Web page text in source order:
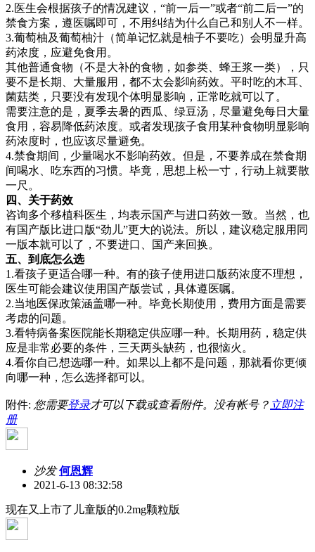
2.医生会根据孩子的情况建议，“前一后一”或者“前二后一”的
禁食方案，遵医嘱即可，不用纠结为什么自己和别人不一样。
3.葡萄柚及葡萄柚汁（简单记忆就是柚子不要吃）会明显升高
药浓度，应避免食用。
其他普通食物（不是大补的食物，如参类、蜂王浆一类），只
要不是长期、大量服用，都不太会影响药效。平时吃的木耳、
菌菇类，只要没有发现个体明显影响，正常吃就可以了。
需要注意的是，夏季去暑的西瓜、绿豆汤，尽量避免每日大量
食用，容易降低药浓度。或者发现孩子食用某种食物明显影响
药浓度时，也应该尽量避免。
4.禁食期间，少量喝水不影响药效。但是，不要养成在禁食期
间喝水、吃东西的习惯。毕竟，思想上松一寸，行动上就要散
一尺。
四、关于药效
咨询多个移植科医生，均表示国产与进口药效一致。当然，也
有国产版比进口版“劲儿”更大的说法。所以，建议稳定服用同
一版本就可以了，不要进口、国产来回换。
五、到底怎么选
1.看孩子更适合哪一种。有的孩子使用进口版药浓度不理想，
医生可能会建议使用国产版尝试，具体遵医嘱。
2.当地医保政策涵盖哪一种。毕竟长期使用，费用方面是需要
考虑的问题。
3.看特病备案医院能长期稳定供应哪一种。长期用药，稳定供
应是非常必要的条件，三天两头缺药，也很恼火。
4.看你自己想选哪一种。如果以上都不是问题，那就看你更倾
向哪一种，怎么选择都可以。
附件: 您需要登录才可以下载或查看附件。没有帐号？ 立即注
册
沙发 何恩辉
2021-6-13 08:32:58
现在又上市了儿童版的0.2mg颗粒版